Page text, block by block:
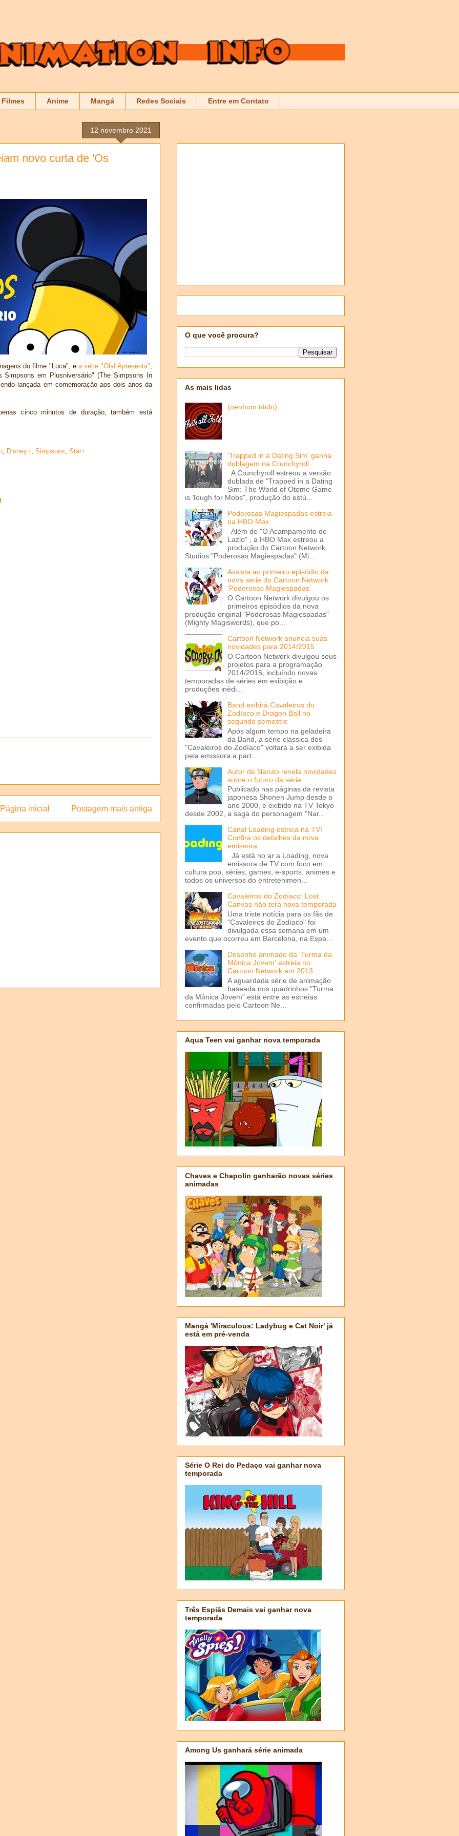
Filmes Anime Mangá Redes Sociais Entre em Contato
12 novembro 2021
novo curta de 'Os
do filme "Luca", ea série "Olaf Apresenta"
em Plusniversário" (The Simpsons In
lançada em comemoração aos dois anos da
cinco minutos de duração, também está
, Disney+, Simpsons, Star+
Postagem mais antiga
Página inicial
O que você procura?
As mais lidas
(nenhum título)
'Trapped in a Dating Sim' ganha
dublagem na Crunchyroll
A Crunchyroll estreou a versão
dublada de "Trapped in a Dating
Sim: The World of Otome Game
is Tough for Mobs", produção do estú...
Poderosas Magiespadas estreia
na HBO Max
Além de "O Acampamento de
Lazlo" , a HBO Max estreou a
produção do Cartoon Network
Studios "Poderosas Magiespadas" (Mi...
Assista ao primeiro episódio da
nova série do Cartoon Network
'Poderosas Magiespadas'
O Cartoon Network divulgou os
primeiros episódios da nova
produção original "Poderosas Magiespadas"
(Mighty Magiswords), que po...
Cartoon Network anuncia suas
novidades para 2014/2015
O Cartoon Network divulgou seus
projetos para a programação
2014/2015, incluíndo novas
temporadas de séries em exibição e
produções inédi...
Band exibirá Cavaleiros do
Zodíaco e Dragon Ball no
segundo semestre
Após algum tempo na geladeira
da Band, a série clássica dos
"Cavaleiros do Zodíaco" voltará a ser exibida
pela emissora a part...
Autor de Naruto revela novidades
sobre o futuro da série
Publicado nas páginas da revista
japonesa Shonen Jump desde o
ano 2000, e exibido na TV Tokyo
desde 2002, a saga do personagem "Nar...
Canal Loading estreia na TV!
Confira os detalhes da nova
emissora
Já está no ar a Loading, nova
emissora de TV com foco em
cultura pop, séries, games, e-sports, animes e
todos os universos do entretenimen...
Cavaleiros do Zodíaco: Lost
Canvas não terá nova temporada
Uma triste notícia para os fãs de
"Cavaleiros do Zodíaco" foi
divulgada essa semana em um
evento que ocorreu em Barcelona, na Espa...
Desenho animado da 'Turma da
Mônica Jovem' estreia no
Cartoon Network em 2013
A aguardada série de animação
baseada nos quadrinhos "Turma
da Mônica Jovem" está entre as estreias
confirmadas pelo Cartoon Ne...
Aqua Teen vai ganhar nova temporada
Chaves e Chapolin ganharão novas séries
animadas
Mangá 'Miraculous: Ladybug e Cat Noir' já
está em pré-venda
Série O Rei do Pedaço vai ganhar nova
temporada
Três Espiãs Demais vai ganhar nova
temporada
Among Us ganhará série animada